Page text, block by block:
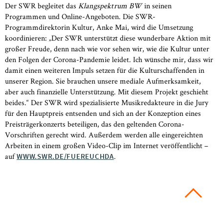
Der SWR begleitet das Klangspektrum BWin seinen
Programmen und Online-Angeboten. Die SWR-
Programmdirektorin Kultur, Anke Mai, wird die Umsetzung
koordinieren: „Der SWR unterstützt diese wunderbare Aktion mit
großer Freude, denn nach wie vor sehen wir, wie die Kultur unter
den Folgen der Corona-Pandemie leidet. Ich wünsche mir, dass wir
damit einen weiteren Impuls setzen für die Kulturschaffenden in
unserer Region. Sie brauchen unsere mediale Aufmerksamkeit,
aber auch finanzielle Unterstützung. Mit diesem Projekt geschieht
beides.“ Der SWR wird spezialisierte Musikredakteure in die Jury
für den Hauptpreis entsenden und sich an der Konzeption eines
Preisträgerkonzerts beteiligen, das den geltenden Corona-
Vorschriften gerecht wird. Außerdem werden alle eingereichten
Arbeiten in einem großen Video-Clip im Internet veröffentlicht –
aufWWW.SWR.DE/FUEREUCHDA.